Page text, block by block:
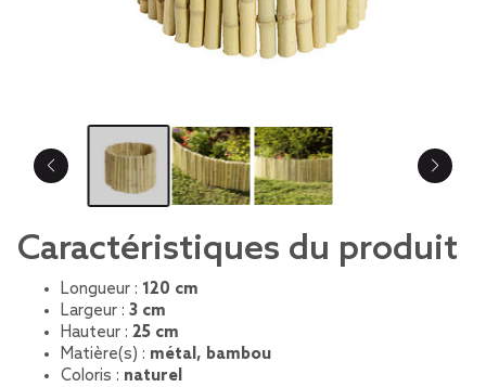
Caractéristiques du produit
Longueur : 120 cm
Largeur : 3 cm
Hauteur : 25 cm
Matière(s) : métal, bambou
Coloris : naturel